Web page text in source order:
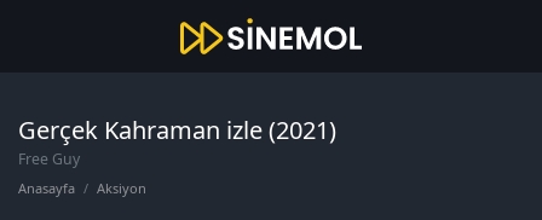
Gerçek Kahraman izle (2021)
Free Guy
Anasayfa Aksiyon